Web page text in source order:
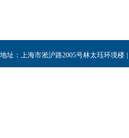
地址：上海市淞沪路2005号林太珏环境楼